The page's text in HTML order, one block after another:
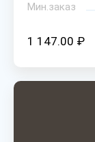
Мин.заказ
1 147.00 ₽